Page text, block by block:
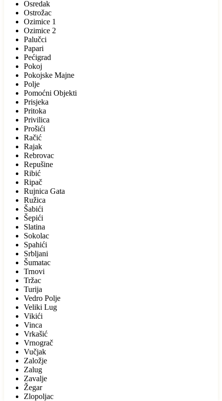
Osredak
Ostrožac
Ozimice 1
Ozimice 2
Palučci
Papari
Pećigrad
Pokoj
Pokojske Majne
Polje
Pomoćni Objekti
Prisjeka
Pritoka
Privilica
Prošići
Račić
Rajak
Rebrovac
Repušine
Ribić
Ripač
Rujnica Gata
Ružica
Šabići
Šepići
Slatina
Sokolac
Spahići
Srbljani
Šumatac
Trnovi
Tržac
Turija
Vedro Polje
Veliki Lug
Vikići
Vinca
Vrkašić
Vrnograč
Vučjak
Založje
Zalug
Zavalje
Žegar
Zlopoljac